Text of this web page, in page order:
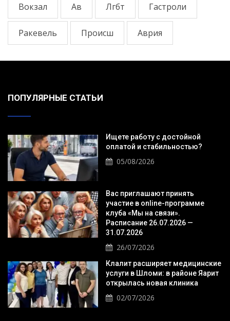
Вокзал Ав Лгбт Гастроли
Ракевель Происш Аврия
ПОПУЛЯРНЫЕ СТАТЬИ
Ищете работу с достойной
оплатой и стабильностью?
05/08/2026
Вас приглашают принять
участие в online-программе
клуба «Мы на связи».
Расписание 26.07.2026 —
31.07.2026
26/07/2026
Клалит расширяет медицинские
услуги в Шломи: в районе Яарит
открылась новая клиника
02/07/2026